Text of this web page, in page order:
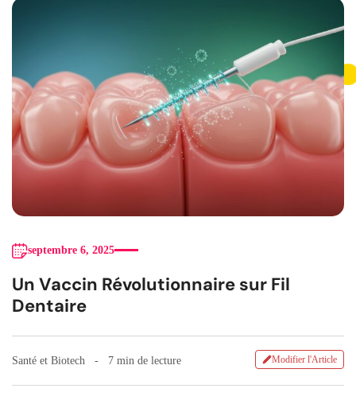
septembre 6, 2025
Un Vaccin Révolutionnaire sur Fil
Dentaire
Santé et Biotech 7 min de lecture Modifier l'Article